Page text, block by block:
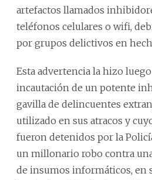
artefactos llamados
teléfonos celulares o wifi,
por grupos delictivos en
Esta advertencia la hizo
incautación de un potente
gavilla de delincuentes
utilizado en sus atracos y
fueron detenidos por la
un millonario robo contra
de insumos informáticos, en